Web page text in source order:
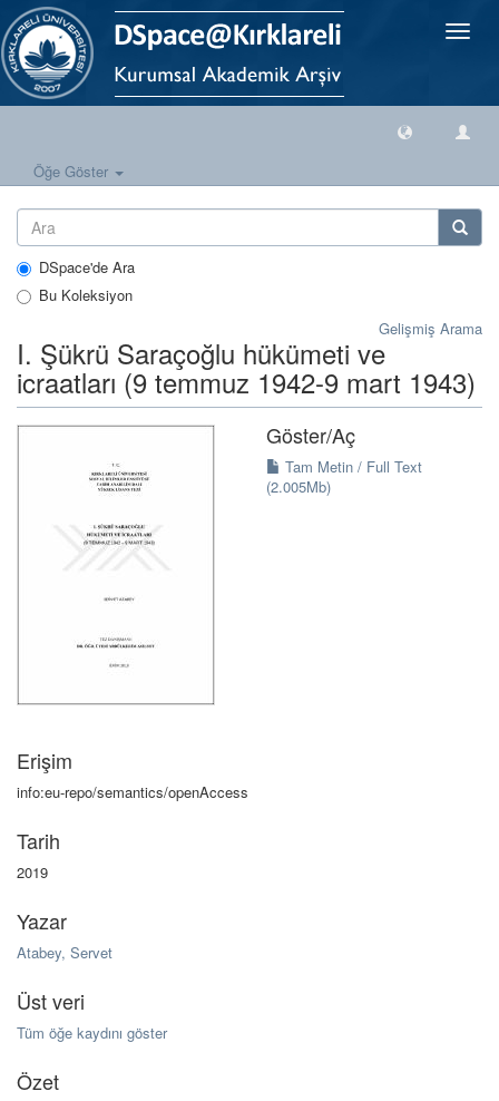
Geçiş
Öğe Göster
DSpace'de Ara
Bu Koleksiyon
Gelişmiş Arama
I. Şükrü Saraçoğlu hükümeti ve
icraatları (9 temmuz 1942-9 mart 1943)
Göster/Aç
Tam Metin / Full Text
(2.005Mb)
Erişim
info:eu-repo/semantics/openAccess
Tarih
2019
Yazar
Atabey, Servet
Üst veri
Tüm öğe kaydını göster
Özet